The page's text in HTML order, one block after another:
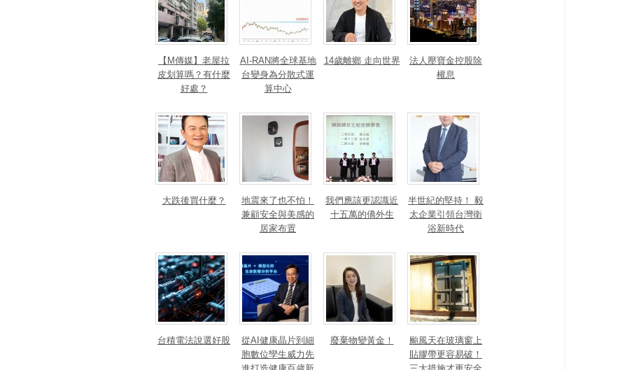
【M傳媒】老屋拉
皮划算嗎？有什麼
好處？
AI-RAN將全球基地
台變身為分散式運
算中心
14歲離鄉 走向世界
法人壓寶金控股除
權息
大跌後買什麼？
地震來了也不怕！
兼顧安全與美感的
居家布置
我們應該更認識近
十五萬的僑外生
半世紀的堅持！ 毅
太企業引領台灣衛
浴新時代
台積電法說選好股
從AI健康晶片到細
胞數位孿生威力先
廢棄物變黃金！
颱風天在玻璃窗上
貼膠帶更容易破！